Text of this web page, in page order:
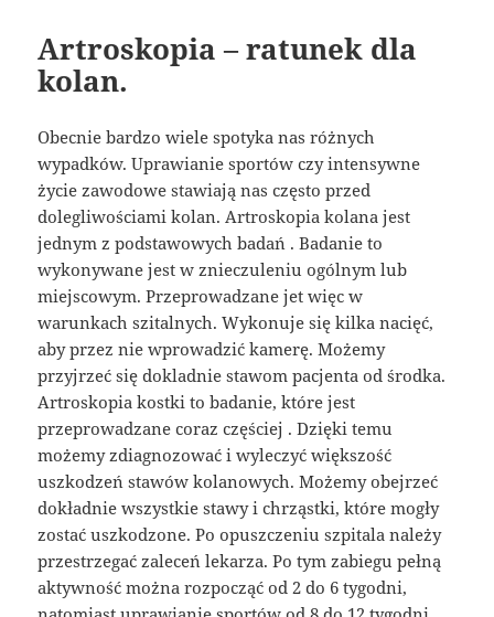
Artroskopia – ratunek dla
kolan.
Obecnie bardzo wiele spotyka nas różnych
wypadków. Uprawianie sportów czy intensywne
życie zawodowe stawiają nas często przed
dolegliwościami kolan. Artroskopia kolana jest
jednym z podstawowych badań . Badanie to
wykonywane jest w znieczuleniu ogólnym lub
miejscowym. Przeprowadzane jet więc w
warunkach szitalnych. Wykonuje się kilka nacięć,
aby przez nie wprowadzić kamerę. Możemy
przyjrzeć się dokladnie stawom pacjenta od środka.
Artroskopia kostki to badanie, które jest
przeprowadzane coraz częściej . Dzięki temu
możemy zdiagnozować i wyleczyć większość
uszkodzeń stawów kolanowych. Możemy obejrzeć
dokładnie wszystkie stawy i chrząstki, które mogły
zostać uszkodzone. Po opuszczeniu szpitala należy
przestrzegać zaleceń lekarza. Po tym zabiegu pełną
aktywność można rozpocząć od 2 do 6 tygodni,